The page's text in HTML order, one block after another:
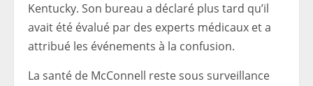
Kentucky. Son bureau a déclaré plus tard qu’il
avait été évalué par des experts médicaux et a
attribué les événements à la confusion.
La santé de McConnell reste sous surveillance